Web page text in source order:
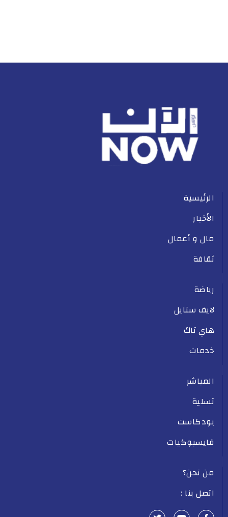
الرئيسية
الأخبار
مال و أعمال
ثقافة
رياضة
لايف ستايل
هاي تاك
خدمات
المباشر
تسلية
بودكاست
فايسبوكيات
من نحن؟
اتصل بنا :